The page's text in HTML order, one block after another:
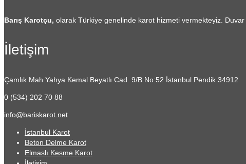
Barış Karotçu, olarak Türkiye genelinde karot hizmeti vermekteyiz.
İletişim
Çamlık Mah Yahya Kemal Beyatlı Cad. 9/B No:52 İstanbul Pendik 34912
0 (534) 202 70 88
info@bariskarot.net
İstanbul Karot
Beton Delme Karot
Elmaslı Kesme Karot